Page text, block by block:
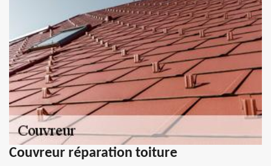
Couvreur réparation toiture